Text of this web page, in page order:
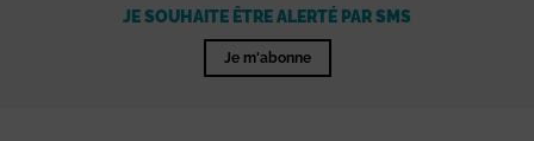
JE SOUHAITE ÊTRE ALERTÉ PAR SMS
Je m'abonne